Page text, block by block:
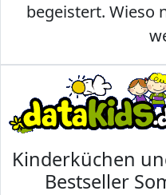
begeistert. Wieso
Kinderküchen
Bestseller